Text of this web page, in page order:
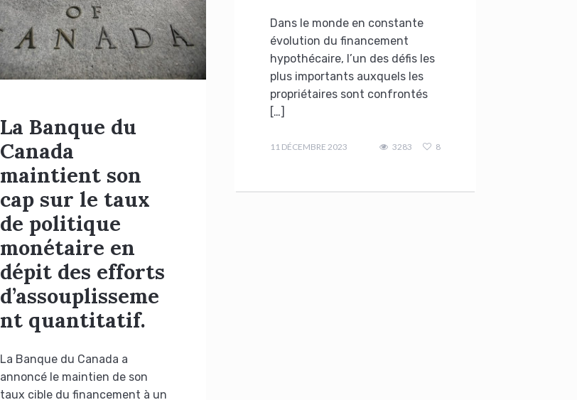
Dans le monde en constante
évolution du financement
hypothécaire, l’un des défis les
plus importants auxquels les
propriétaires sont confrontés
[…]
11 DÉCEMBRE 2023 3283 8
La Banque du
Canada
maintient son
cap sur le taux
de politique
monétaire en
dépit des efforts
d’assouplisseme
nt quantitatif.
La Banque du Canada a
annoncé le maintien de son
taux cible du financement à un